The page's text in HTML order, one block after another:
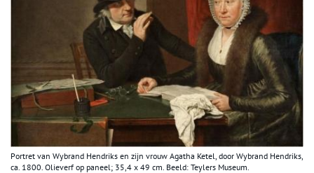
Portret van Wybrand Hendriks en zijn vrouw Agatha Ketel, door Wybrand Hendriks,
ca. 1800. Olieverf op paneel; 35,4 x 49 cm. Beeld: Teylers Museum.